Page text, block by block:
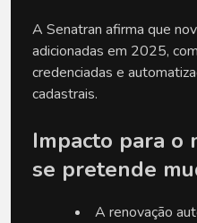
A Senatran afirma que
adicionadas em 2025,
credenciadas e
cadastrais.
Impacto para o
se pretende
A renovação